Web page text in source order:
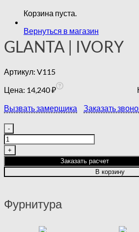
Корзина пуста.
Вернуться в магазин
GLANTA | IVORY
Артикул: V115
Цена: 14,240₽
Вызвать замерщика
Заказать
Количество
товара
GLANTA
|
IVORY
Заказать расчет
В корзину
Фурнитура